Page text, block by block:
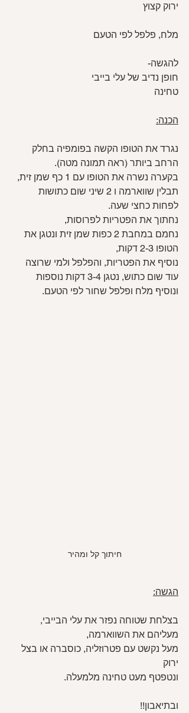
ירוק קצוץ
מלח, פלפל לפי הטעם
להגשה-
חופן נדיב של עלי בייבי
טחינה
הכנה:
נגרד את הטופו הקשה בפומפיה בחלק
הרחב ביותר (ראה תמונה מטה).
בקערה נשרה את הטופו עם 1 כף שמן זית,
תבלין שווארמה ו 2 שיני שום כתושות
לפחות כחצי שעה.
נחתוך את הפטריות לפרוסות,
נחמם במחבת 2 כפות שמן זית ונטגן את
הטופו 2-3 דקות,
נוסיף את הפטריות, והפלפל ולמי שרוצה
עוד שום כתוש, נטגן 3-4 דקות נוספות
ונוסיף מלח ופלפל שחור לפי הטעם.
חיתוך קל ומהיר
הגשה:
בצלחת שטוחה נפזר את עלי הבייבי,
מעליהם את השווארמה,
מעל נקשט עם פטרוזליה, כוסברה או בצל
ירוק
ונטפטף מעט טחינה מלמעלה.
ובתיאבון!!